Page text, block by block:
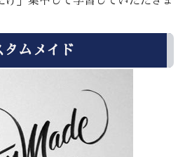
ムメイド